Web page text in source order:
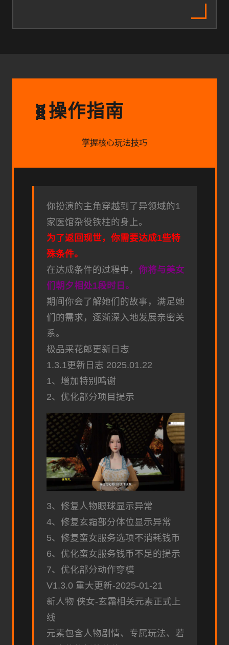
🧬操作指南
掌握核心玩法技巧
你扮演的主角穿越到了异领域的1
家医馆杂役铁柱的身上。
为了返回现世，你需要达成1些特
殊条件。
在达成条件的过程中， 你将与美女
们朝夕相处1段时日。
期间你会了解她们的故事，满足她
们的需求，逐渐深入地发展亲密关
系。
极品采花郎更新日志
1.3.1更新日志 2025.01.22
1、增加特别鸣谢
2、优化部分项目提示
3、修复人物眼球显示异常
4、修复玄霜部分体位显示异常
5、修复蛮女服务选项不消耗钱币
6、优化蛮女服务钱币不足的提示
7、优化部分动作穿模
V1.3.0 重大更新-2025-01-21
新人物 侠女-玄霜相关元素正式上
线
元素包含人物剧情、专属玩法、若